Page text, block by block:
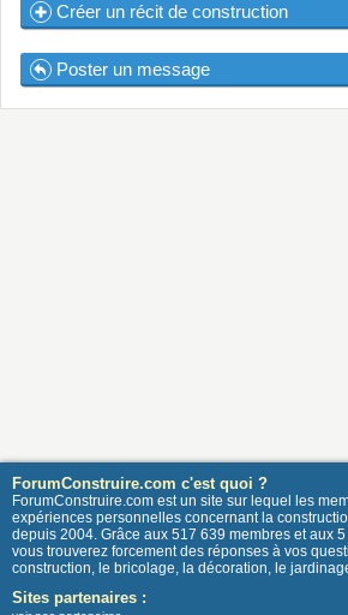
Créer un récit de construction
Poster un message
ForumConstruire.com c'est quoi ?
ForumConstruire.com est un site sur lequel les
expériences personnelles concernant la
depuis 2004. Grâce aux 517 639 membres et aux
vous trouverez forcement des réponses à vos
construction, le bricolage, la décoration, le
Sites partenaires :